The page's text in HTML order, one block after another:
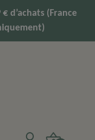
d’achats (France